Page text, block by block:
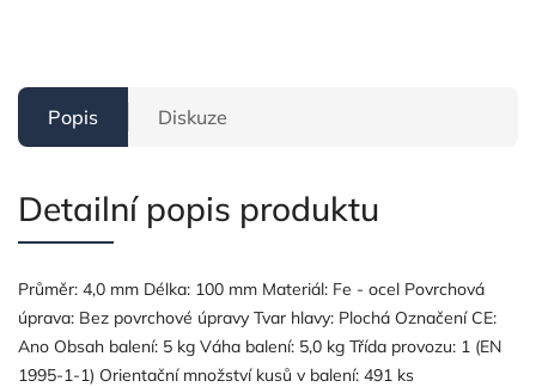
Popis Diskuze
Detailní popis produktu
Průměr: 4,0 mm Délka: 100 mm Materiál: Fe - ocel Povrchová
úprava: Bez povrchové úpravy Tvar hlavy: Plochá Označení CE:
Ano Obsah balení: 5 kg Váha balení: 5,0 kg Třída provozu: 1 (EN
1995-1-1) Orientační množství kusů v balení: 491 ks